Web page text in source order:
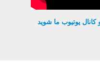
یوتیوب ما شوید